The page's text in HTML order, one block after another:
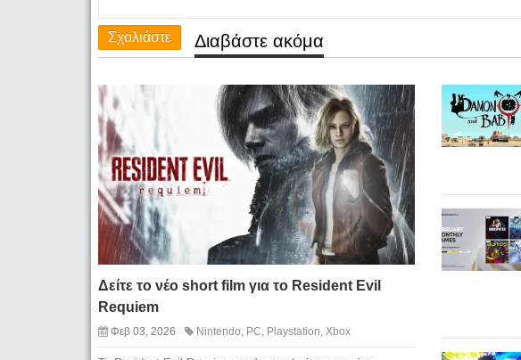
Σχολιάστε Διαβάστε ακόμα
Δείτε το νέο short film για το Resident Evil
Requiem
Φεβ 03, 2026 Nintendo PC Playstation Xbox